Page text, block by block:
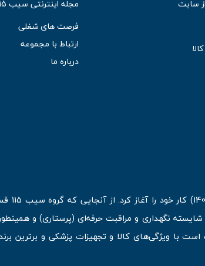
سایت
مجله اینترنتی سیب 115
فرصت های شغلی
ارتباط با مجموعه
درباره ما
فروشگاه
نگهداری و مراقبت حرفه‌ای (پرستاری) و همینطور
با ویژگی‌های کالا و تجهیزات پزشکی و برترین